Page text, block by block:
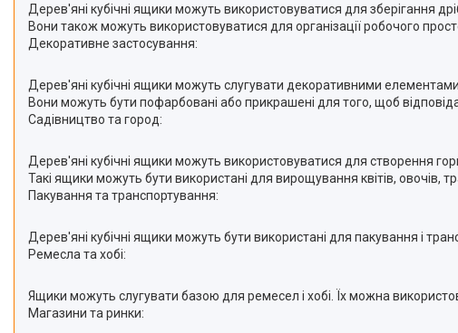
Дерев'яні кубічні ящики можуть використовуватися для зберігання
Вони також можуть використовуватися для організації робочого
Декоративне застосування:
Дерев'яні кубічні ящики можуть слугувати декоративними
Вони можуть бути пофарбовані або прикрашені для того, щоб
Садівництво та город:
Дерев'яні кубічні ящики можуть використовуватися для створення
Такі ящики можуть бути використані для вирощування квітів, овочів,
Пакування та транспортування:
Дерев'яні кубічні ящики можуть бути використані для пакування і
Ремесла та хобі:
Ящики можуть слугувати базою для ремесел і хобі. Їх можна
Магазини та ринки: